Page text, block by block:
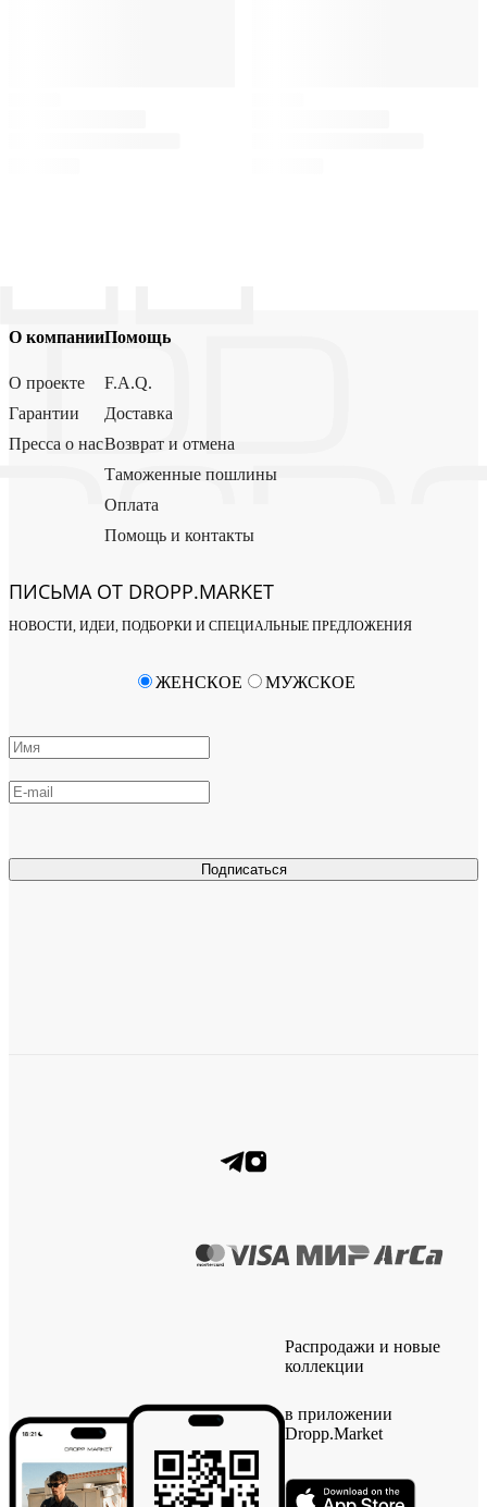
О компании
О проекте
Гарантии
Пресса о нас
Помощь
F.A.Q.
Доставка
Возврат и отмена
Таможенные пошлины
Оплата
Помощь и контакты
ПИСЬМА ОТ DROPP.MARKET
НОВОСТИ, ИДЕИ, ПОДБОРКИ И СПЕЦИАЛЬНЫЕ ПРЕДЛОЖЕНИЯ
Подписаться
ЖЕНСКОЕ МУЖСКОЕ
Распродажи и новые
коллекции
в приложении
Dropp.Market